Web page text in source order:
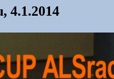
4.1.2014